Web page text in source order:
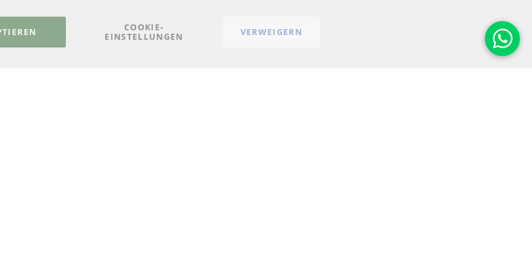
COOKIE-
EINSTELLUNGEN
VERWEIGERN